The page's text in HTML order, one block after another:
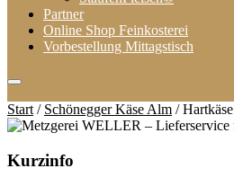
Partner
Online Shop Feinkosterei
Vorbestellung Mittagstisch
Start / Schönegger Käse Alm / Hartkäse
Kurzinfo